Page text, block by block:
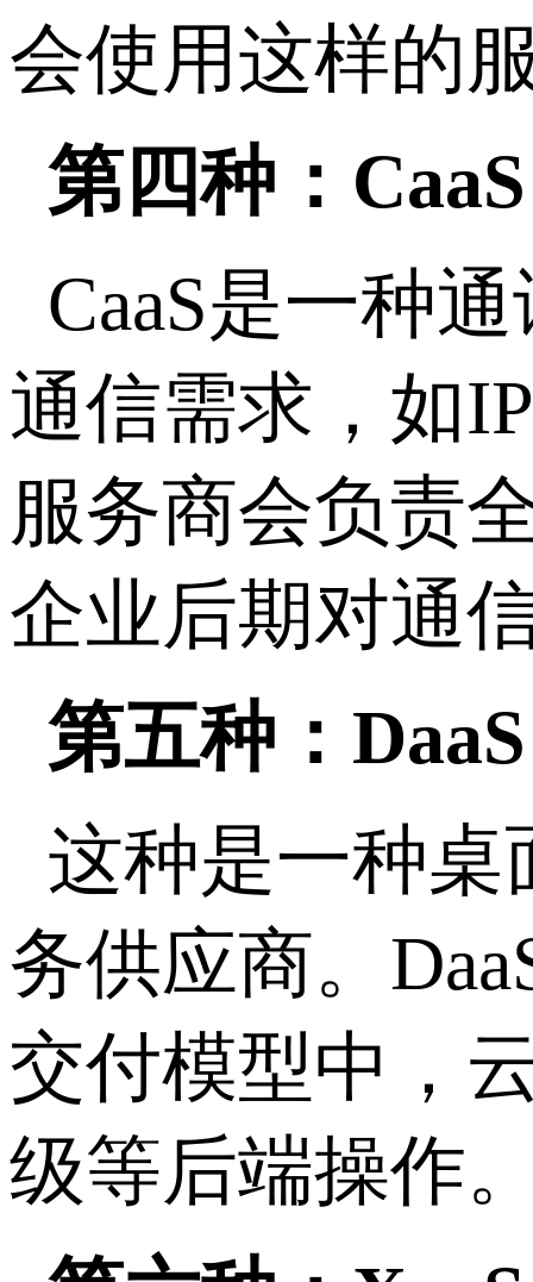
会使用这样的
第四种：CaaS
CaaS是一种
通信需求，如
服务商会负责
企业后期对通
第五种：DaaS
这种是一种桌
务供应商。
交付模型中，
级等后端操作